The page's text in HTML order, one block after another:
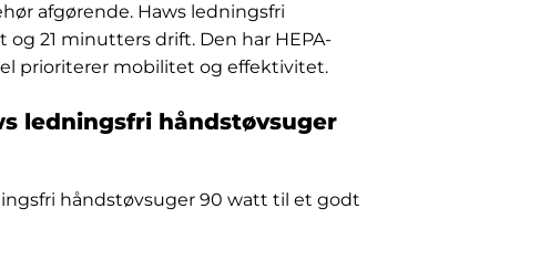
afgørende. Haws ledningsfri
21 minutters drift. Den har HEPA-
prioriterer mobilitet og effektivitet.
ledningsfri håndstøvsuger
håndstøvsuger 90 watt til et godt